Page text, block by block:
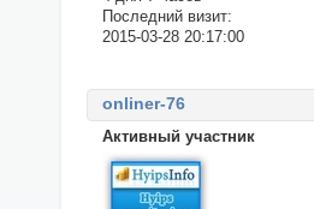
Последний визит:
2015-03-28 20:17:00
onliner-76
Активный участник